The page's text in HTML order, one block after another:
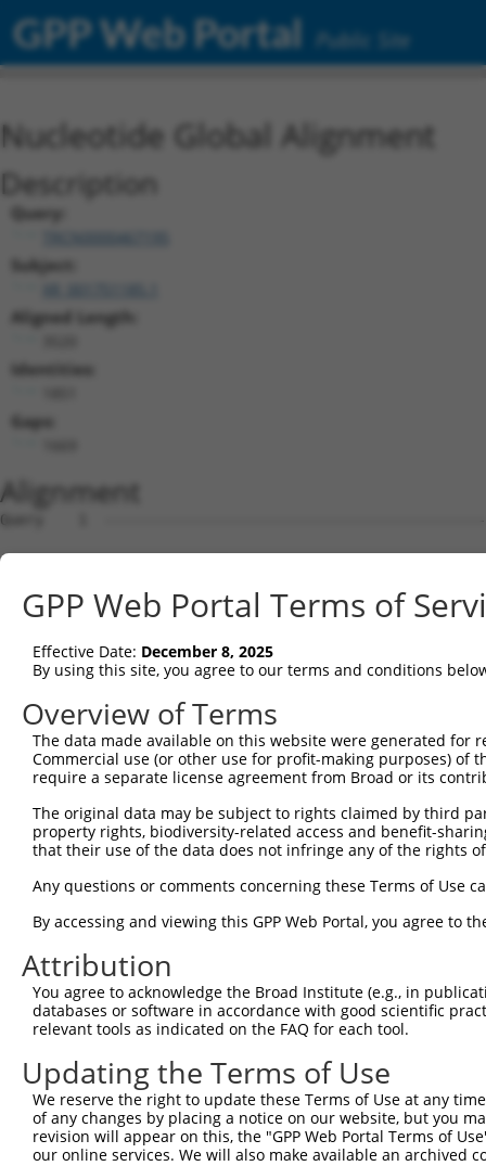
GPP Web Portal Public Site
Nucleotide Global Alignment
Description
Query:
TRCN0000467195
Subject:
Aligned Length:
Identities:
Gaps:
Alignment
Query    1  --------------------------------------------------------------------------  0
                                                                                      
Sbjct    1  AAAAAACAGGAAGTGCCTACGGAGGCCGGGCCGGCAGCGGCGGCCGGGCATGAAGCCGGGCGGCTACGGGATCG  74

Query    1  ---------------------------------ATGAGCGACATAGTGGAGAAGACGCTGACGGCGCTGCCGGG  41
                                             |||||||||||||||||||||||||||||||||||||||||
Sbjct   75  CGGGCGGCGGCGGCATCGCGGGCGGCGGCGGCGATGAGCGACATAGTGGAGAAGACGCTGACGGCGCTGCCGGG  148

Query   42  ACTCTTTCTGCAGAACCAGCCCGGTGGTGGGCCCGCGGCCGCCAAGGCGTCCTTCTCCTCGAGGCTGGGCAGCC  115
            ||||||||||||||||||||||||||||||||||||||||||||||||||||||||||||||||||||||||||
Sbjct  149  ACTCTTTCTGCAGAACCAGCCCGGTGGTGGGCCCGCGGCCGCCAAGGCGTCCTTCTCCTCGAGGCTGGGCAGCC  222

Query  116  TTGTCCGCGGCATCACAGCCCTCACCTCCAAGCACGAAGAAGAAAAATTAATCCAGCAGGAACTGAGTAGTCTG  189
            ||||||||||||||||||||||||||||||||||||||||||||||||||||||||||||||||||||||||||
Sbjct  223  TTGTCCGCGGCATCACAGCCCTCACCTCCAAGCACGAAGAAGAAAAATTAATCCAGCAGGAACTGAGTAGTCTG  296

Query  190  AAAGCGACTGTTTCTGCTCCTACTACAACACTGAAAATGATGAAGGAATGTATGGTGAGACTTATATATTGTGA  263
            ||||||||||||||||||||||||||||||||||||||||||||||||||||||||||||||||||||||||||
Sbjct  297  AAAGCGACTGTTTCTGCTCCTACTACAACACTGAAAATGATGAAGGAATGTATGGTGAGACTTATATATTGTGA  370

Query  264  AATGCTTGGATATGATGCTTCCTTTGGCTATATTCATGCAATCAAGTTAGCCCAACAAGGAAACCTCTTAGAAA  337
            ||||||||||||||||||||||||||||||||||||||||||||||||||||||||||||||||||||||||||
Sbjct  371  AATGCTTGGATATGATGCTTCCTTTGGCTATATTCATGCAATCAAGTTAGCCCAACAAGGAAACCTCTTAGAAA  444

Query  338  AAAGAGTAGGTTATTTGGCTGTTTCCTTATTTCTACATGAAAGTCATGAATTATTGCTTCTCCTTGTGAATACA  411
            ||||||||||||||||||||||||||||||||||||||||||||||||||||||||||||||||||||||||||
Sbjct  445  AAAGAGTAGGTTATTTGGCTGTTTCCTTATTTCTACATGAAAGTCATGAATTATTGCTTCTCCTTGTGAATACA  518

Query  412  GTTGTAAAGGATCTGCAGAGCACTAACCTAGTAGAAGTGTGTATGGCACTGACTGTTGTTAGCCAGATTTTCCC  485
            ||||||||||||||||||||||||||||||||||||||||||||||||||||||||||||||||||||||||||
Sbjct  519  GTTGTAAAGGATCTGCAGAGCACTAACCTAGTAGAAGTGTGTATGGCACTGACTGTTGTTAGCCAGATTTTCCC  592

Query  486  CTGCGAAATGATTCCAGCTGTTCTTCCATTAATAGAAGATAAACTTCAACATTCTAAGGAGATTGTACGAAGAA  559
            ||||||||||||||||||||||||||||||||||||||||||||||||||||||||||||||||||||||||||
Sbjct  593  CTGCGAAATGATTCCAGCTGTTCTTCCATTAATAGAAGATAAACTTCAACATTCTAAGGAGATTGTACGAAGAA  666

Query  560  AAGCTGTTCTGGCATTATACAAATTCCATCTCATTGCTCCTAATCAAGTACAACATATTCATATTAAGTTTCGG  633
            ||||||||||||||||||||||||||||||||||||||||||||||||||||||||||||||||||||||||||
Sbjct  667  AAGCTGTTCTGGCATTATACAAATTCCATCTCATTGCTCCTAATCAAGTACAACATATTCATATTAAGTTTCGG  740

Query  634  AAAGCACTTTGTGACAGAGATGTTGGGGTCATGGCTGCCTCCTTGCATATATATCTTAGAATGATTAAGGAGAA  707
            ||||||||||||||||||||||||||||||||||||||||||||||||||||||||||||||||||||||||||
Sbjct  741  AAAGCACTTTGTGACAGAGATGTTGGGGTCATGGCTGCCTCCTTGCATATATATCTTAGAATGATTAAGGAGAA  814

Query  708  TTCATCTGGATATAAAGACTTGACTGGGAGTTTTGTAACCATTTTGAAGCAAGTAGTTGGAGGAAAGCTCCCAG  781
            ||||||||||||||||||||||||||||||||||||||||||||||||||||||||||||||||||||||||||
Sbjct  815  TTCATCTGGATATAAAGACTTGACTGGGAGTTTTGTAACCATTTTGAAGCAAGTAGTTGGAGGAAAGCTCCCAG  888

Query  782  TAGAATTCAATTACCACAGTGTGCCAGCACCATGGTTACAAATTCAGCTCTTGAGAATACTGGGACTTCTAGGA  855
            ||||||||||||||||||||||||||||||||||||||||||||||||||||||||||||||||||||||||||
Sbjct  889  TAGAATTCAATTACCACAGTGTGCCAGCACCATGGTTACAAATTCAGCTCTTGAGAATACTGGGACTTCTAGGA  962

Query  856  AAAGATGATCAAAGGACAAGTGAATTAATGTATGATGTTCTTGATGAATCCTTACGAAGAGCTGAGTTAAATCA  929
            ||||||||||||||||||||||||||||||||||||||||||||||||||||||||||||||||||||||||||
Sbjct  963  AAAGATGATCAAAGGACAAGTGAATTAATGTATGATGTTCTTGATGAATCCTTACGAAGAGCTGAGTTAAATCA  1036

Query  930  CAATGTCACATATGCTATTTTGTTTGAATGTGTGCATACAGTCTATTCTATTTATCCTAAATCGGAATTACTTG  1003
            ||||||||||||||||||||||||||||||||||||||||||||||||||||||||||||||||||||||||||
Sbjct 1037  CAATGTCACATATGCTATTTTGTTTGAATGTGTGCATACAGTCTATTCTATTTATCCTAAATCGGAATTACTTG  1110

Query 1004  AGAAGGCTGCCAAGTGCATTGGAAAATTTGTTCTGTCACCTAAAATAAATCTAAAATATTTAGGACTGAAGGCT  1077
            ||||||||||||||||||||||||||||||||||||||||||||||||||||||||||||||||||||||||||
Sbjct 1111  AGAAGGCTGCCAAGTGCATTGGAAAATTTGTTCTGTCACCTAAAATAAATCTAAAATATTTAGGACTGAAGGCT  1184

Query 1078  CTTACCTATGTTATCCAACAGGATCCTACTCTGGCTCTTCAACACCAGATGACAATAATTGAATGTTTAGATCA  1151
            ||||||||||||||||||||||||||||||||||||||||||||||||||||||||||||||||||||||||||
Sbjct 1185  CTTACCTATGTTATCCAACAGGATCCTACTCTGGCTCTTCAACACCAGATGACAATAATTGAATGTTTAGATCA  1258

Query 1152  TCCTGATCCCATTATTAAAAGAGAGACTCTGGAACTTCTTTACAGAATTACTAATGCACAGAATATAACAGTTA  1225
            ||||||||||||||||||||||||||||||||||||||||||||||||||||||||||||||||||||||||||
Sbjct 1259  TCCTGATCCCATTATTAAAAGAGAGACTCTGGAACTTCTTTACAGAATTACTAATGCACAGAATATAACAGTTA  1332

Query 1226  TTGTCCAGAAAATGCTTGAATATTTACATCAGAGCAAAGAAGAGTATGTCATCGTCAATTTGGTCGGCAAAATA  1299
            ||||||||||||||||||||||||||||||||||||||||||||||||||||||||||||||||||||||||||
Sbjct 1333  TTGTCCAGAAAATGCTTGAATATTTACATCAGAGCAAAGAAGAGTATGTCATCGTCAATTTGGTCGGCAAAATA  1406

Query 1300  GCAGAGCTGGCTGAGAA--ATATGCTCCTGATAATGCATGGTTTATTCAGACAATGAATGCTGTGTTTTCAGTA  1371
            |||||||||||||||||  |||||||||||||||||||||||||||||||||||||||||||||||||||||||
Sbjct 1407  GCAGAGCTGGCTGAGAAACATATGCTCCTGATAATGCATGGTTTATTCAGACAATGAATGCTGTGTTTTCAGTA  1480

Query 1372  GGAGGAGATGTAATGCATCCTGATATTCCCAATAACTTTCTGAGACTACTAGCGGAAGGTTTTGATGATGAAAC  1445
            ||||||||||||||||||||||||||||||||||||||||||||||||||||||||||||||||||||||||||
Sbjct 1481  GGAGGAGATGTAATGCATCCTGATATTCCCAATAACTTTCTGAGACTACTAGCGGAAGGTTTTGATGATGAAAC  1554

Query 1446  AGAAGATCAGCAATTAAGACTCTATGCAGTTCAGTCTTATCTCACTTTACTGGATATGGAAAATGTGTTCTATC  1519
GPP Web Portal Terms of
Effective Date: December 8, 2025
By using this site, you agree to our terms and conditions
Overview of Terms
The data made available on this website were generated
Commercial use (or other use for profit-making purposes) of
require a separate license agreement from Broad or its
The original data may be subject to rights claimed by third
property rights, biodiversity-related access and benefit-
that their use of the data does not infringe any of the rights
Any questions or comments concerning these Terms of Use
By accessing and viewing this GPP Web Portal, you agree to
Attribution
You agree to acknowledge the Broad Institute (e.g., in
databases or software in accordance with good scientific
relevant tools as indicated on the FAQ for each tool.
Updating the Terms of Use
We reserve the right to update these Terms of Use at any
of any changes by placing a notice on our website, but you
revision will appear on this, the "GPP Web Portal Terms of
our online services. We will also make available an archived